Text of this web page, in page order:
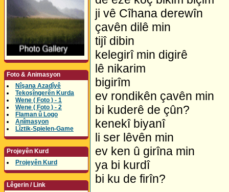
Foto & Animasyon
Nîşana Azadîyê
Tekoşîngerên Kurda
Wene ( Foto ) - 1
Wene ( Foto ) - 2
Flaman û Logo
Anîmasyon
Lîztik-Spielen-Game
Projeyên Kurd
Projeyên Kurd
Lêgerin / Link
ji vê Cîhana derewîn
çavên dilê min
tijî dibin
kelegirî min digirê
lê nikarim
bigirîm
ev rondikên çavên min
bi kuderê de çûn?
kenekî biyanî
li ser lêvên min
ev ken û girîna min
ya bi kurdî
bi ku de firîn?